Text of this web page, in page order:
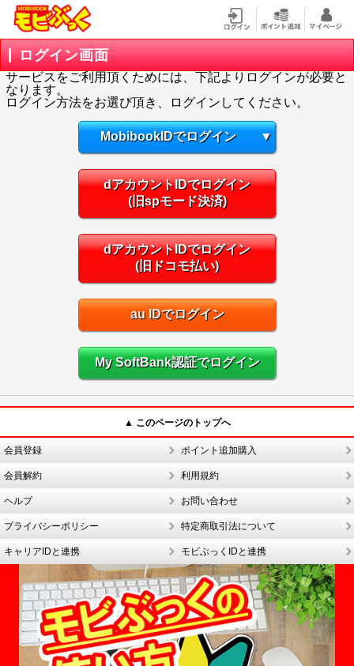
ログイン画面
サービスをご利用頂くためには、下記よりログインが必要と
なります。
ログイン方法をお選び頂き、ログインしてください。
MobibookIDでログイン ▼
dアカウントIDでログイン
(旧spモード決済)
dアカウントIDでログイン
(旧ドコモ払い)
au IDでログイン
My SoftBank認証でログイン
▲ このページのトップへ
会員登録 ポイント追加購入
会員解約 利用規約
ヘルプ お問い合わせ
プライバシーポリシー 特定商取引法について
キャリアIDと連携 モビぶっくIDと連携